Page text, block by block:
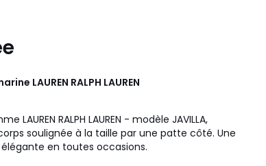
LAUREN RALPH LAUREN
RALPH LAUREN - modèle JAVILLA,
soulignée à la taille par une patte côté. Une
en toutes occasions.